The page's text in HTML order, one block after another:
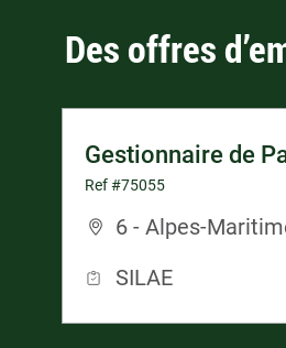
Des offres
Gestionnaire de
Ref #75055
6 - Alpes-
SILAE